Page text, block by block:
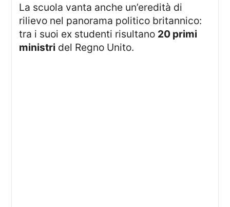
La scuola vanta anche un’eredità di
rilievo nel panorama politico britannico:
tra i suoi ex studenti risultano 20 primi
ministri del Regno Unito.